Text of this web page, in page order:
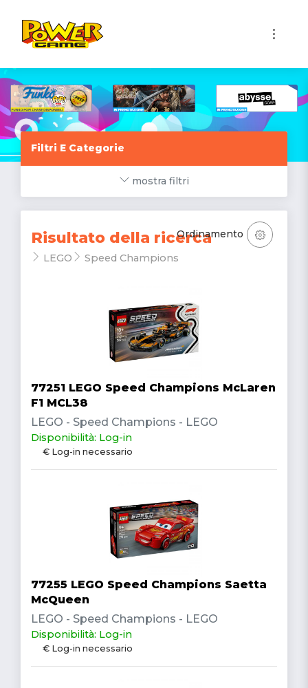
Filtri E Categorie
mostra filtri
Risultato della ricerca
LEGO Speed Champions
Ordinamento
77251 LEGO Speed Champions McLaren
F1 MCL38
LEGO - Speed Champions - LEGO
Disponibilità: Log-in
€ Log-in necessario
77255 LEGO Speed Champions Saetta
McQueen
LEGO - Speed Champions - LEGO
Disponibilità: Log-in
€ Log-in necessario